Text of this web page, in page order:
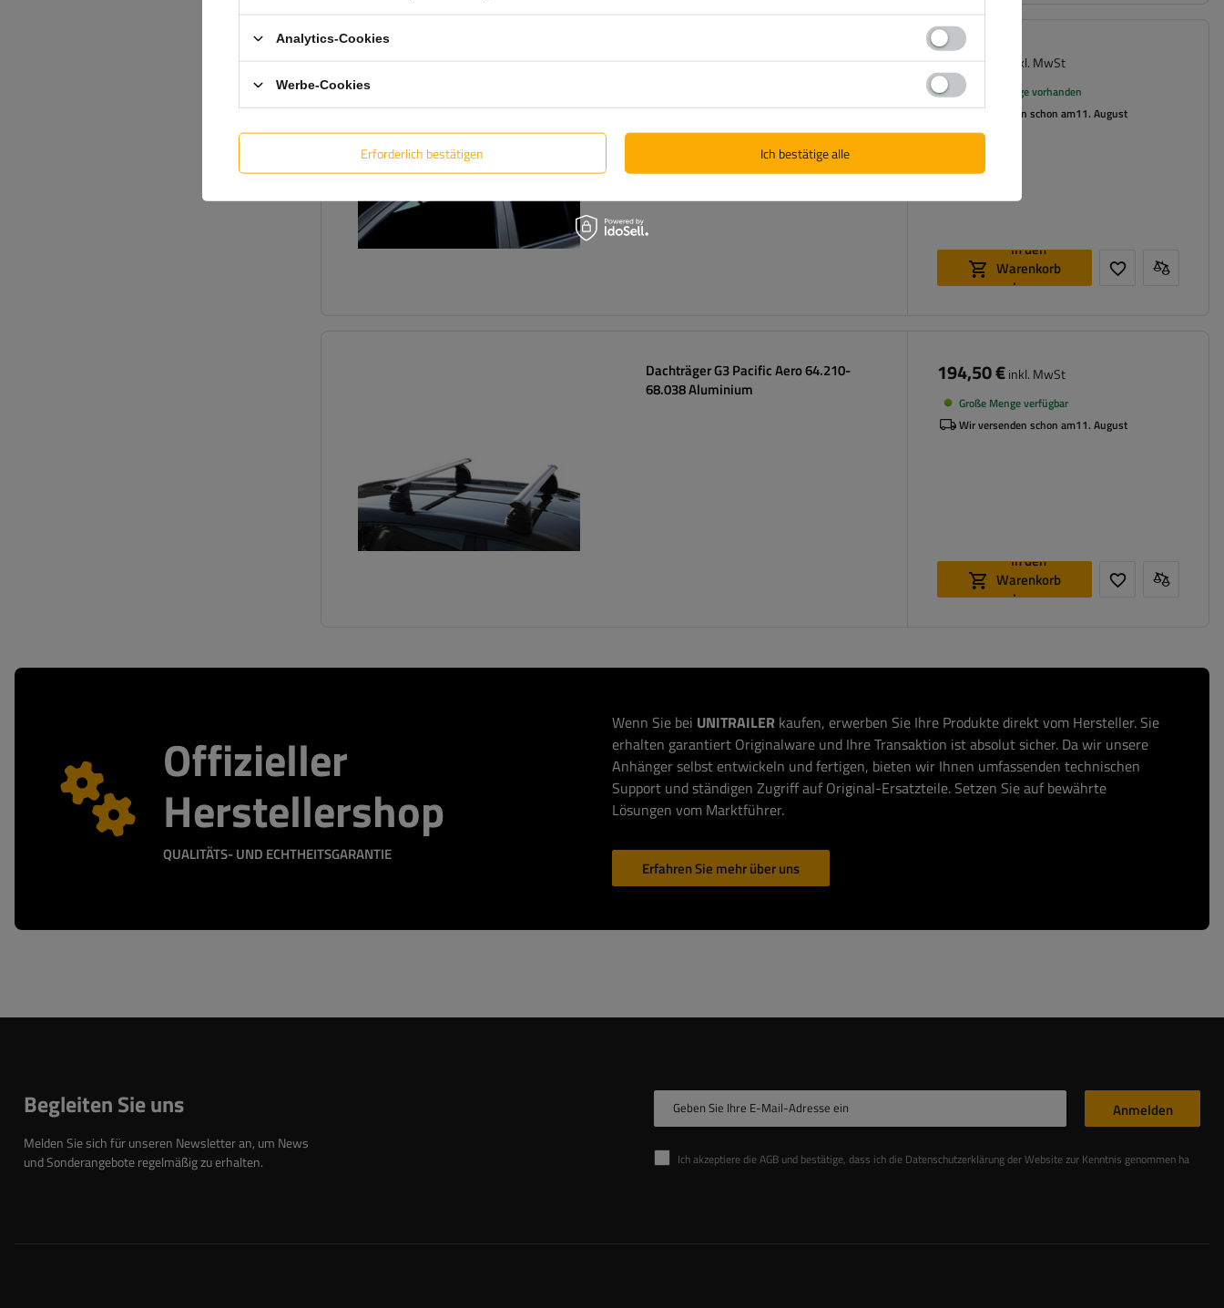
131,50 € inkl. MwSt
Geringe Menge vorhanden
Wir versenden schon am11. August
In den
Warenkorb
legen
Dachträger G3 Pacific Aero 64.210-
68.038 Aluminium
194,50 €inkl. MwSt
Große Menge verfügbar
Wir versenden schon am11. August
In den
Warenkorb
legen
Offizieller
Herstellershop
QUALITÄTS- UND ECHTHEITSGARANTIE
Wenn Sie bei UNITRAILER kaufen, erwerben Sie Ihre Produkte direkt vom Hersteller. Sie
erhalten garantiert Originalware und Ihre Transaktion ist absolut sicher. Da wir unsere
Anhänger selbst entwickeln und fertigen, bieten wir Ihnen umfassenden technischen
Support und ständigen Zugriff auf Original-Ersatzteile. Setzen Sie auf bewährte
Lösungen vom Marktführer.
Erfahren Sie mehr über uns
Begleiten Sie uns
Melden Sie sich für unseren Newsletter an, um News
und Sonderangebote regelmäßig zu erhalten.
Geben Sie Ihre E-Mail-Adresse ein
Ich akzeptiere die AGB und bestätige, dass ich die Datenschutzerklärung der Website zur Kenntnis genommen habe
Anmelden
Analytics-Cookies
Werbe-Cookies
Erforderlich bestätigen Ich bestätige alle